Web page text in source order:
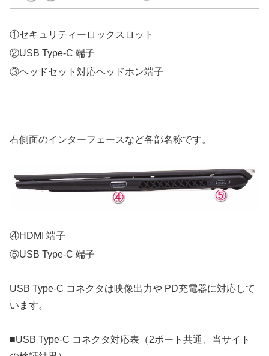
①セキュリティーロックスロット
②USB Type-C 端子
③ヘッドセット対応ヘッドホン端子
右側面のインターフェースなど各部名称です。
④HDMI 端子
⑤USB Type-C 端子
USB Type-C コネクタは映像出力や PD充電器に対応して
います。
■USB Type-C コネクタ対応表（2ポート共通、当サイト